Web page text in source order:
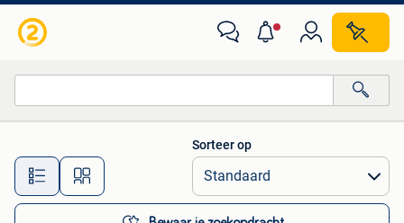
Alle afstanden…
Sorteer op